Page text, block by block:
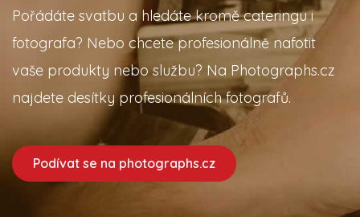
Pořádáte svatbu a hledáte kromě cateringu i
fotografa? Nebo chcete profesionálně nafotit
vaše produkty nebo službu? Na Photographs.cz
najdete desítky profesionálních fotografů.
Podívat se na photographs.cz